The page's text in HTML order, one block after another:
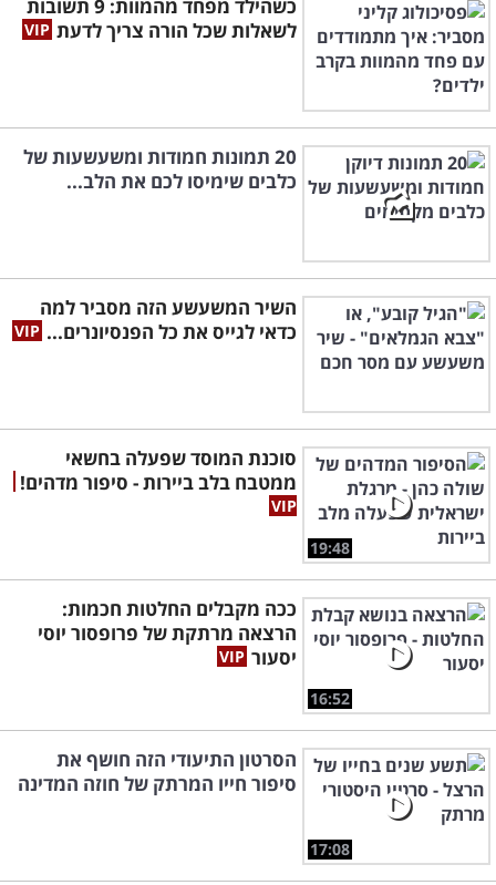
כשהילד מפחד מהמוות: 9 תשובות
לשאלות שכל הורה צריך לדעת
20 תמונות חמודות ומשעשעות של
כלבים שימיסו לכם את הלב...
השיר המשעשע הזה מסביר למה
כדאי לגייס את כל הפנסיונרים...
19:48
סוכנת המוסד שפעלה בחשאי
ממטבח בלב ביירות - סיפור מדהים!
16:52
ככה מקבלים החלטות חכמות:
הרצאה מרתקת של פרופסור יוסי
יסעור
17:08
הסרטון התיעודי הזה חושף את
סיפור חייו המרתק של חוזה המדינה